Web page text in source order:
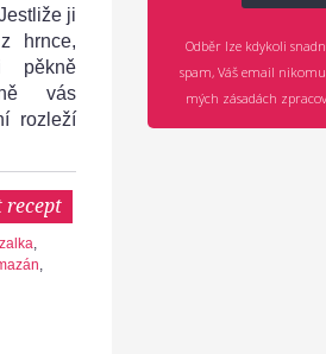
ji
hrnce,
pěkně
vás
rozleží
recept
,
,
Odběr lze kdykoli
spam, Váš email
mých zásadách